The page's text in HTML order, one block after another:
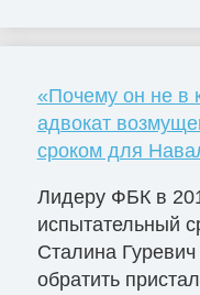
«Почему он не в
адвокат
сроком для
Лидеру ФБК в
испытательный
Сталина
обратить